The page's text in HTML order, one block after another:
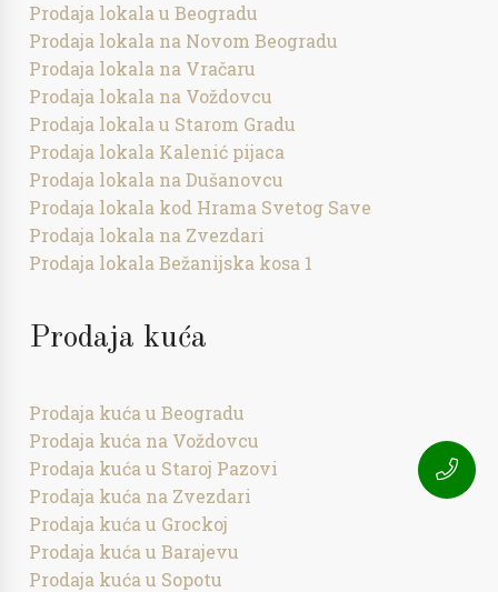
Prodaja lokala u Beogradu
Prodaja lokala na Novom Beogradu
Prodaja lokala na Vračaru
Prodaja lokala na Voždovcu
Prodaja lokala u Starom Gradu
Prodaja lokala Kalenić pijaca
Prodaja lokala na Dušanovcu
Prodaja lokala kod Hrama Svetog Save
Prodaja lokala na Zvezdari
Prodaja lokala Bežanijska kosa 1
Prodaja kuća
Prodaja kuća u Beogradu
Prodaja kuća na Voždovcu
Prodaja kuća u Staroj Pazovi
Prodaja kuća na Zvezdari
Prodaja kuća u Grockoj
Prodaja kuća u Barajevu
Prodaja kuća u Sopotu